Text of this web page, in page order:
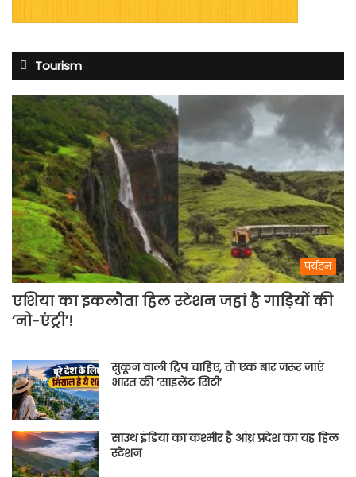
Tourism
पर्यटन
एशिया का इकलौता हिल स्टेशन जहां है गाड़ियों की
‘नो-एंट्री’!
सुकून वाली ट्रिप चाहिए, तो एक बार जरूर जाएं
भारत की ‘साइलेंट सिटी’
साउथ इंडिया का कश्मीर है आंध्र प्रदेश का यह हिल
स्टेशन